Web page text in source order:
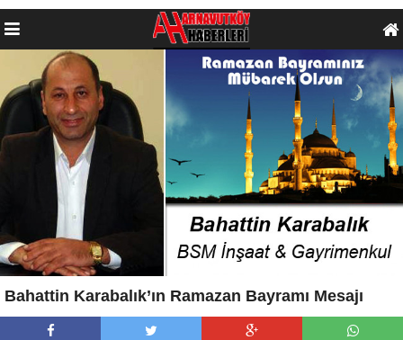
Bahattin Karabalık’ın Ramazan Bayramı Mesajı